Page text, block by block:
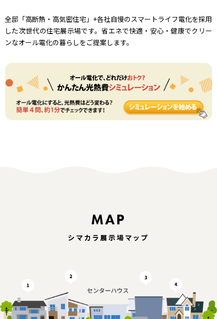
全邸「高断熱・高気密住宅」+各社自慢のスマートライフ電化を採用
した次世代の住宅展示場です。省エネで快適・安心・健康でクリー
ンなオール電化の暮らしをご提案します。
MAP
シマカラ展示場マップ